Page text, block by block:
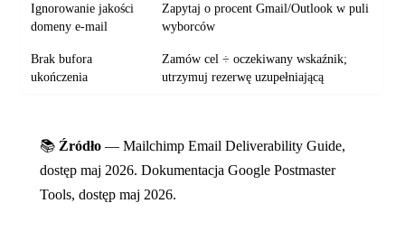
Ignorowanie jakości
domeny e-mail
Zapytaj o procent Gmail/Outlook w puli
wyborców
Brak bufora
ukończenia
Zamów cel ÷ oczekiwany wskaźnik;
utrzymuj rezerwę uzupełniającą
📚 Źródło — Mailchimp Email Deliverability Guide,
dostęp maj 2026. Dokumentacja Google Postmaster
Tools, dostęp maj 2026.